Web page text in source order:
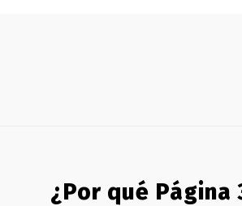
¿Por qué Página